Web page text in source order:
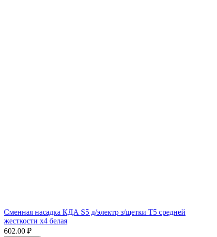
Сменная насадка КДА S5 д/электр з/щетки Т5 средней
жесткости x4 белая
602.00 ₽